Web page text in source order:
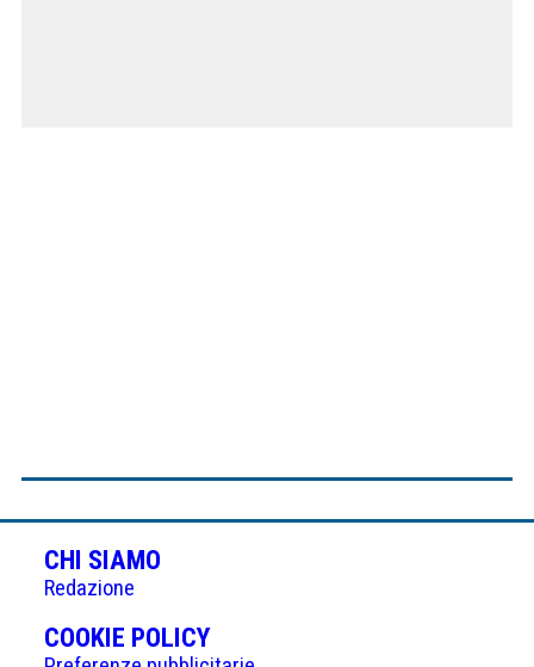
CHI SIAMO
Redazione
COOKIE POLICY(APRE